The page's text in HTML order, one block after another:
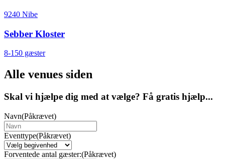
9240 Nibe
Sebber Kloster
8-150 gæster
Alle venues siden
Skal vi hjælpe dig med at vælge? Få gratis hjælp...
Navn(Påkrævet)
Eventtype(Påkrævet)
Forventede antal gæster:(Påkrævet)